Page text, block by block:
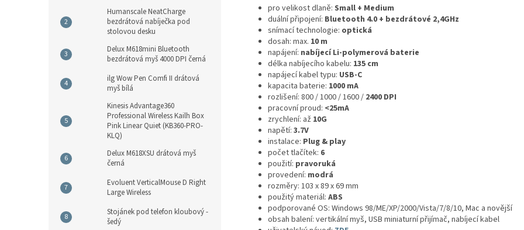
Humanscale NeatCharge
bezdrátová nabíječka pod
stolovou desku
Delux M618mini Bluetooth
bezdrátová myš 4000 DPI černá
ilg Wow Pen Comfi II drátová
myš bílá
Kinesis Advantage360
Professional Wireless Kailh Box
Pink Linear Quiet (KB360-PRO-
KLQ)
Delux M618XSU drátová myš
černá
Evoluent VerticalMouse D Right
Large Wireless
Stojánek pod telefon kloubový -
šedý
pro velikost dlaně: Small + Medium
duální připojení: Bluetooth 4.0 + bezdrátové 2,4GHz
snímací technologie: optická
dosah: max. 10 m
napájení: nabíjecí Li-polymerová baterie
délka nabíjecího kabelu: 135 cm
napájecí kabel typu: USB-C
kapacita baterie: 1000 mA
rozlišení: 800 / 1000 / 1600 / 2400 DPI
pracovní proud: <25mA
zrychlení: až 10G
napětí: 3.7V
instalace: Plug & play
počet tlačítek: 6
použití: pravoruká
provedení: modrá
rozměry: 103 x 89 x 69 mm
použitý materiál: ABS
podporované OS: Windows 98/ME/XP/2000/Vista/7/8/10, Mac a novější
obsah balení: vertikální myš, USB miniaturní přijímač, nabíjecí kabel